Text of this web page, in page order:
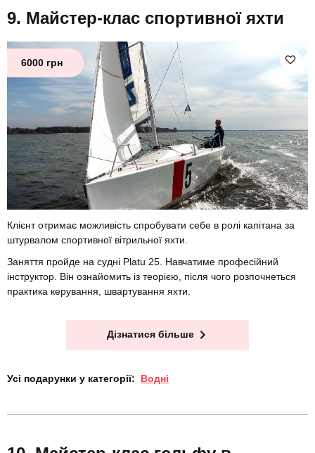
Майстер-клас спортивної яхти
6000 грн
Клієнт отримає можливість спробувати себе в ролі капітана за
штурвалом спортивної вітрильної яхти.
Заняття пройде на судні Platu 25. Навчатиме професійний
інструктор. Він ознайомить із теорією, після чого розпочнеться
практика керування, швартування яхти.
Дізнатися більше
Усі подарунки у категорії: Водні